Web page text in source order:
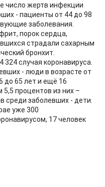
число жертв инфекции
- пациенты от 44 до 98
заболевания.
порок сердца,
страдали сахарным
бронхит.
случая коронавируса.
- люди в возрасте от
до 65 лет и ещё 16
процентов из них –
среди заболевших - дети.
уже 300
17 человек